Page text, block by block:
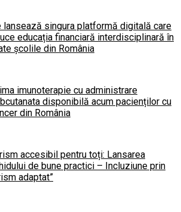
lansează singura platformă digitală care
educația financiară interdisciplinară în
școlile din România
imunoterapie cu administrare
disponibilă acum pacienților cu
din România
accesibil pentru toți: Lansarea
de bune practici – Incluziune prin
adaptat”